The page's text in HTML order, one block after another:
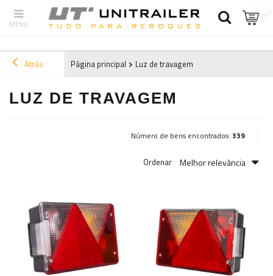
Atrás Página principal Luz de travagem
LUZ DE TRAVAGEM
Número de bens encontrados: 339
Ordenar Melhor relevância